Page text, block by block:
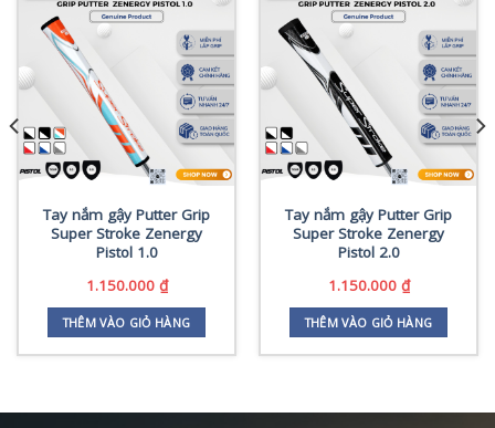
Tay nắm gậy Putter Grip
Super Stroke Zenergy
Pistol 1.0
1.150.000 ₫
THÊM VÀO GIỎ HÀNG
Tay nắm gậy Putter Grip
Super Stroke Zenergy
Pistol 2.0
1.150.000 ₫
THÊM VÀO GIỎ HÀNG